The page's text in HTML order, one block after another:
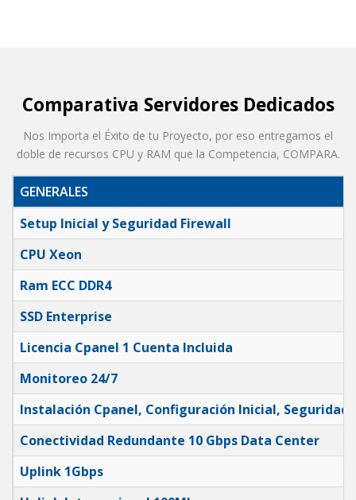
Comparativa Servidores Dedicados
Nos Importa el Éxito de tu Proyecto, por eso entregamos el
doble de recursos CPU y RAM que la Competencia, COMPARA.
GENERALES
Setup Inicial y Seguridad Firewall
CPU Xeon
Ram ECC DDR4
SSD Enterprise
Licencia Cpanel 1 Cuenta Incluida
Monitoreo 24/7
Instalación Cpanel, Configuración Inicial, Seguridad
Conectividad Redundante 10 Gbps Data Center
Uplink 1Gbps